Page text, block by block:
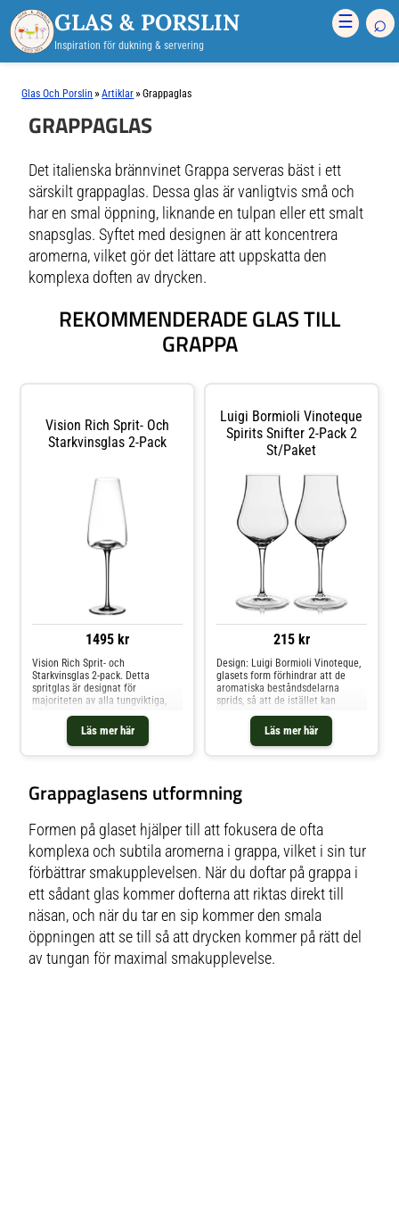
GLAS & PORSLIN
Inspiration för dukning & servering
☰ ⌕
Glas Och Porslin »Artiklar »Grappaglas
GRAPPAGLAS
Det italienska brännvinet Grappa serveras bäst i ett
särskilt grappaglas. Dessa glas är vanligtvis små och
har en smal öppning, liknande en tulpan eller ett smalt
snapsglas. Syftet med designen är att koncentrera
aromerna, vilket gör det lättare att uppskatta den
komplexa doften av drycken.
REKOMMENDERADE GLAS TILL
GRAPPA
Vision Rich Sprit- Och
Starkvinsglas 2-Pack
1495 kr
Läs mer här
Vision Rich Sprit- och
Starkvinsglas 2-pack. Detta
spritglas är designat för
majoriteten av alla tungviktiga,
alkoholstarka drycker. Den
diskreta presentationsytan
säkerställer att drycken ej blir
överkoncentrerad om det så rör
aromatiska elementen att
presenteras med välavvägda
har en smal öppning som
förhindrar en från att föra in
näsan så långt. Detta för att
undvika att de ömtåliga
doftnervcellerna att utsättas för
en spärreld av ren alkohol. ett
idealiskt glas för förstärkta, söta-
och dessertviner samt alla typer
av destillerade alkoholhaltiga
drycker som whisky, konjak och
grappa med mera. Material:
Kristallglas, handblåst Tål
Luigi Bormioli Vinoteque
Spirits Snifter 2-Pack 2
St/paket
215 kr
Läs mer här
Design: Luigi Bormioli Vinoteque,
glasets form förhindrar att de
aromatiska beståndsdelarna
sprids, så att de istället kan
upplevas och avnjutas fullt ut.
Passar utmärkt till alla ljusa och
mörka alkoholhaltiga drycker
såsom rom, whisky, cognac,
Grappaglasens utformning
Formen på glaset hjälper till att fokusera de ofta
komplexa och subtila aromerna i grappa, vilket i sin tur
förbättrar smakupplevelsen. När du doftar på grappa i
ett sådant glas kommer dofterna att riktas direkt till
näsan, och när du tar en sip kommer den smala
öppningen att se till så att drycken kommer på rätt del
av tungan för maximal smakupplevelse.